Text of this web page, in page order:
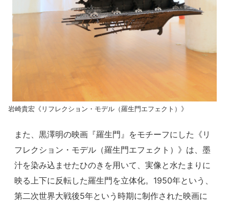
岩崎貴宏《リフレクション・モデル（羅生門エフェクト）》
また、黒澤明の映画『羅生門』をモチーフにした《リ
フレクション・モデル（羅生門エフェクト）》は、墨
汁を染み込ませたひのきを用いて、実像と水たまりに
映る上下に反転した羅生門を立体化。1950年という、
第二次世界大戦後5年という時期に制作された映画に